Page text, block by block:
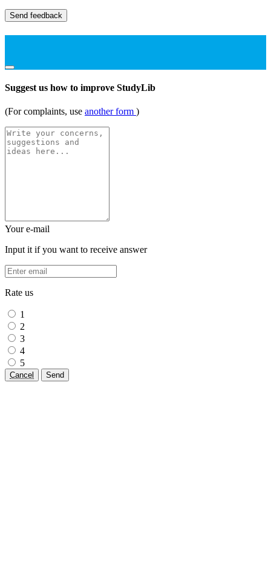
Send feedback
Suggest us how to improve StudyLib
(For complaints, use another form )
Your e-mail
Input it if you want to receive answer
Rate us
1
2
3
4
5
Cancel Send